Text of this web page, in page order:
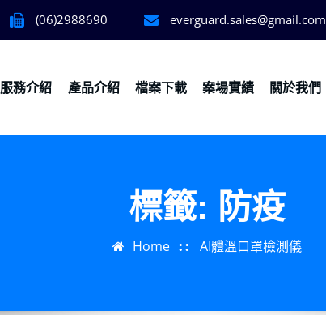
(06)2988690 everguard.sales@gmail.com
服務介紹 產品介紹 檔案下載 案場實績 關於我們
標籤: 防疫
Home AI體溫口罩檢測儀